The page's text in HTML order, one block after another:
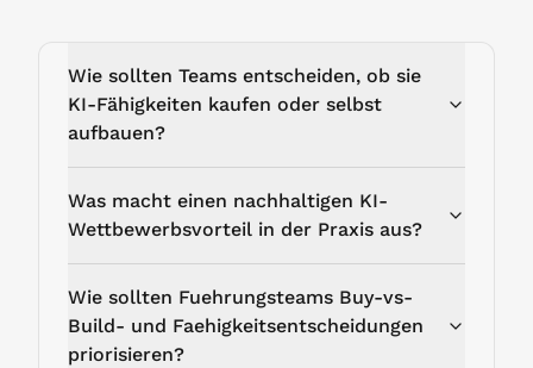
Wie sollten Teams entscheiden, ob sie
KI-Fähigkeiten kaufen oder selbst
aufbauen?
Was macht einen nachhaltigen KI-
Wettbewerbsvorteil in der Praxis aus?
Wie sollten Fuehrungsteams Buy-vs-
Build- und Faehigkeitsentscheidungen
priorisieren?